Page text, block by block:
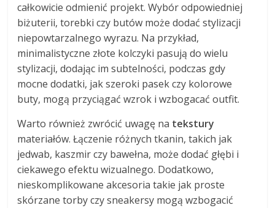
całkowicie odmienić projekt. Wybór odpowiedniej
biżuterii, torebki czy butów może dodać stylizacji
niepowtarzalnego wyrazu. Na przykład,
minimalistyczne złote kolczyki pasują do wielu
stylizacji, dodając im subtelności, podczas gdy
mocne dodatki, jak szeroki pasek czy kolorowe
buty, mogą przyciągać wzrok i wzbogacać outfit.
Warto również zwrócić uwagę na tekstury
materiałów. Łączenie różnych tkanin, takich jak
jedwab, kaszmir czy bawełna, może dodać głębi i
ciekawego efektu wizualnego. Dodatkowo,
nieskomplikowane akcesoria takie jak proste
skórzane torby czy sneakersy mogą wzbogacić